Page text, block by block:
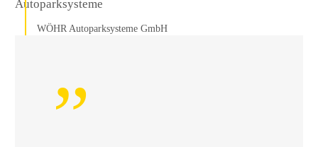
WÖHR Autoparksysteme GmbH